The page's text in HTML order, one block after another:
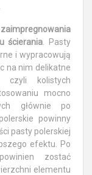
zaimpregnowania
ścierania . Pasty
i wypracowują
na nim delikatne
czyli kolistych
mocno
głównie po
powinny
pasty polerskiej
efektu. Po
zostać
elementu